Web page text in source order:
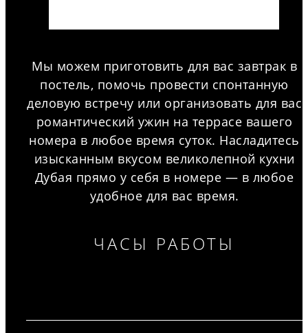
Мы можем приготовить для вас завтрак в
постель, помочь провести спонтанную
деловую встречу или организовать для вас
романтический ужин на террасе вашего
номера в любое время суток. Насладитесь
изысканным вкусом великолепной кухни
Дубая прямо у себя в номере — в любое
удобное для вас время.
ЧАСЫ РАБОТЫ